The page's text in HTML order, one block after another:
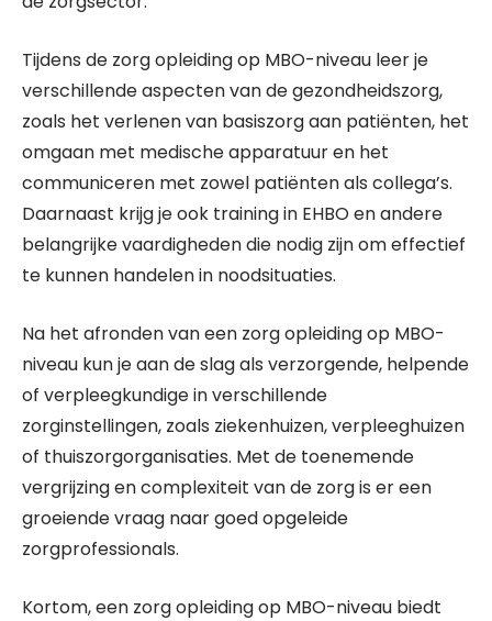
Tijdens de zorg opleiding op MBO-niveau leer je
verschillende aspecten van de gezondheidszorg,
zoals het verlenen van basiszorg aan patiënten, het
omgaan met medische apparatuur en het
communiceren met zowel patiënten als collega’s.
Daarnaast krijg je ook training in EHBO en andere
belangrijke vaardigheden die nodig zijn om effectief
te kunnen handelen in noodsituaties.
Na het afronden van een zorg opleiding op MBO-
niveau kun je aan de slag als verzorgende, helpende
of verpleegkundige in verschillende
zorginstellingen, zoals ziekenhuizen, verpleeghuizen
of thuiszorgorganisaties. Met de toenemende
vergrijzing en complexiteit van de zorg is er een
groeiende vraag naar goed opgeleide
zorgprofessionals.
Kortom, een zorg opleiding op MBO-niveau biedt